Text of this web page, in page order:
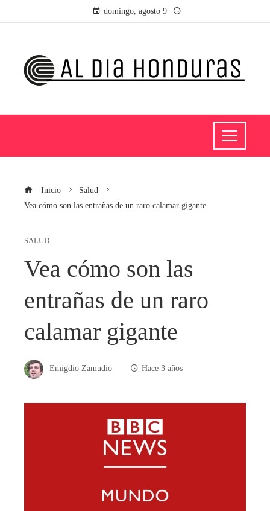
domingo, agosto 9
Inicio
Salud
Vea cómo son las entrañas de un raro calamar gigante
SALUD
Vea cómo son las
entrañas de un raro
calamar gigante
Emigdio Zamudio Hace 3 años